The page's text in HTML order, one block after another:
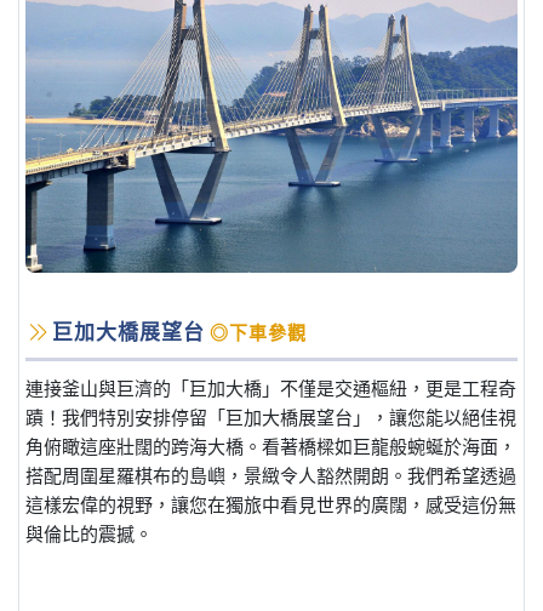
巨加大橋展望台 ◎下車參觀
連接釜山與巨濟的「巨加大橋」不僅是交通樞紐，更是工程奇
蹟！我們特別安排停留「巨加大橋展望台」，讓您能以絕佳視
角俯瞰這座壯闊的跨海大橋。看著橋樑如巨龍般蜿蜒於海面，
搭配周圍星羅棋布的島嶼，景緻令人豁然開朗。我們希望透過
這樣宏偉的視野，讓您在獨旅中看見世界的廣闊，感受這份無
與倫比的震撼。